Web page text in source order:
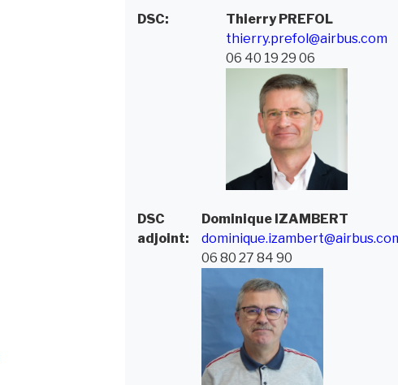
DSC: ThierryPREFOL
thierry.prefol@airbus.com
06 40 19 29 06
DSC
adjoint:
Dominique IZAMBERT
06 80 27 84 90